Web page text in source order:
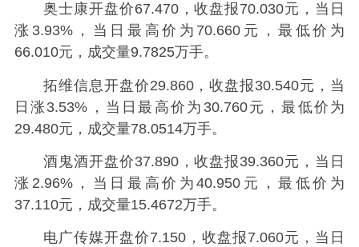
奥士康开盘价67.470，收盘报70.030元，当日
涨3.93%，当日最高价为70.660元，最低价为
66.010元，成交量9.7825万手。
拓维信息开盘价29.860，收盘报30.540元，当
日涨3.53%，当日最高价为30.760元，最低价为
29.480元，成交量78.0514万手。
酒鬼酒开盘价37.890，收盘报39.360元，当日
涨2.96%，当日最高价为40.950元，最低价为
37.110元，成交量15.4672万手。
电广传媒开盘价7.150，收盘报7.060元，当日